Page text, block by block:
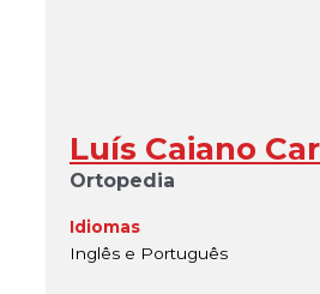
Luís Caiano
Ortopedia
Idiomas
Inglês e Português